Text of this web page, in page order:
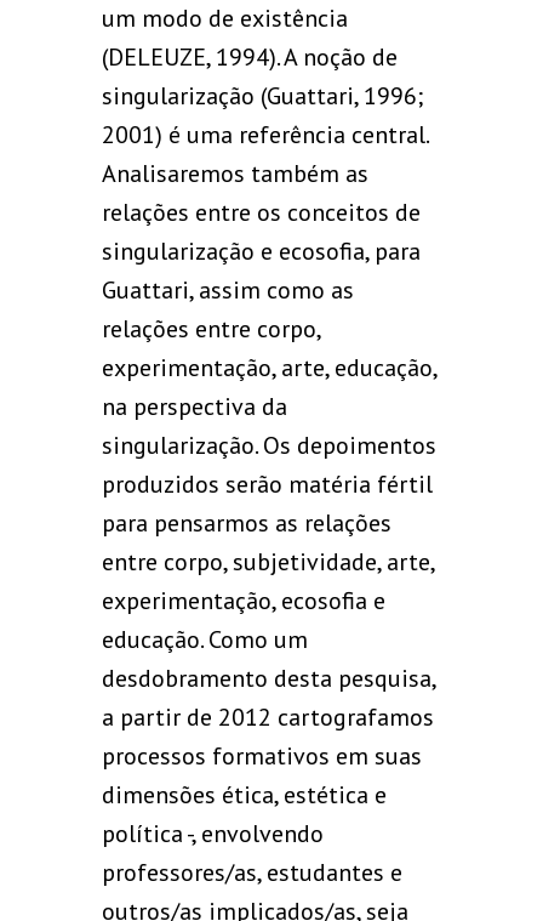
um modo de existência
(DELEUZE, 1994). A noção de
singularização (Guattari, 1996;
2001) é uma referência central.
Analisaremos também as
relações entre os conceitos de
singularização e ecosofia, para
Guattari, assim como as
relações entre corpo,
experimentação, arte, educação,
na perspectiva da
singularização. Os depoimentos
produzidos serão matéria fértil
para pensarmos as relações
entre corpo, subjetividade, arte,
experimentação, ecosofia e
educação. Como um
desdobramento desta pesquisa,
a partir de 2012 cartografamos
processos formativos em suas
dimensões ética, estética e
política -, envolvendo
professores/as, estudantes e
outros/as implicados/as, seja